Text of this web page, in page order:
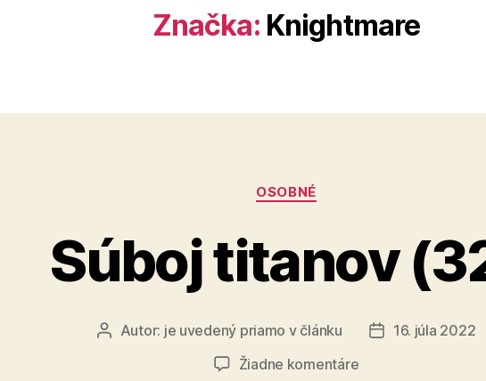
Značka: Knightmare
Kategórie
OSOBNÉ
Súboj titanov
AutorAutor: je uvedený priamo v článku
Dátum
16. júla 2022
Žiadne komentárena